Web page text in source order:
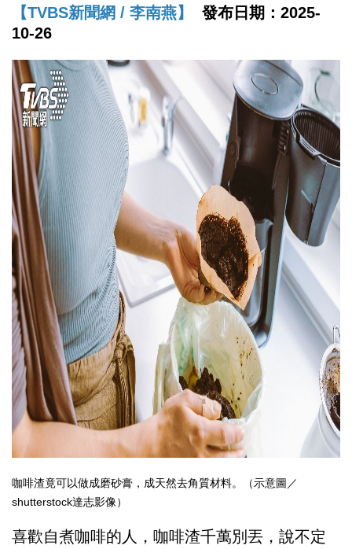
【TVBS新聞網 / 李南燕】
發布日期：2025-
10-26
咖啡渣竟可以做成磨砂膏，成天然去角質材料。（示意圖／
shutterstock達志影像）
喜歡自煮咖啡的人，咖啡渣千萬別丟，說不定